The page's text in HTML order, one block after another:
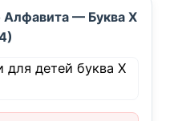
Алфавита — Буква X